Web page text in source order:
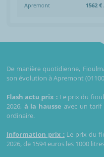
Apremont 1562
De manière quotidienne,
son évolution à Apremont
Flash actu prix : Le prix du
2026, à la hausse avec un tarif
ordinaire.
Information prix : Le prix du
2026, de 1594 euros les 1000